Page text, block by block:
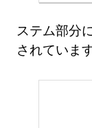
ステム部分
されています